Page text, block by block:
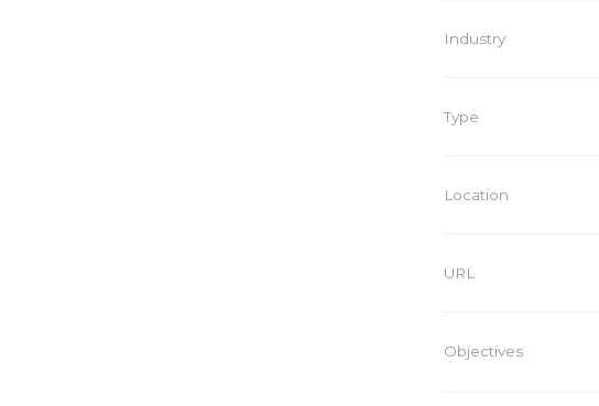
Industry
Type
Location
URL
Objectives